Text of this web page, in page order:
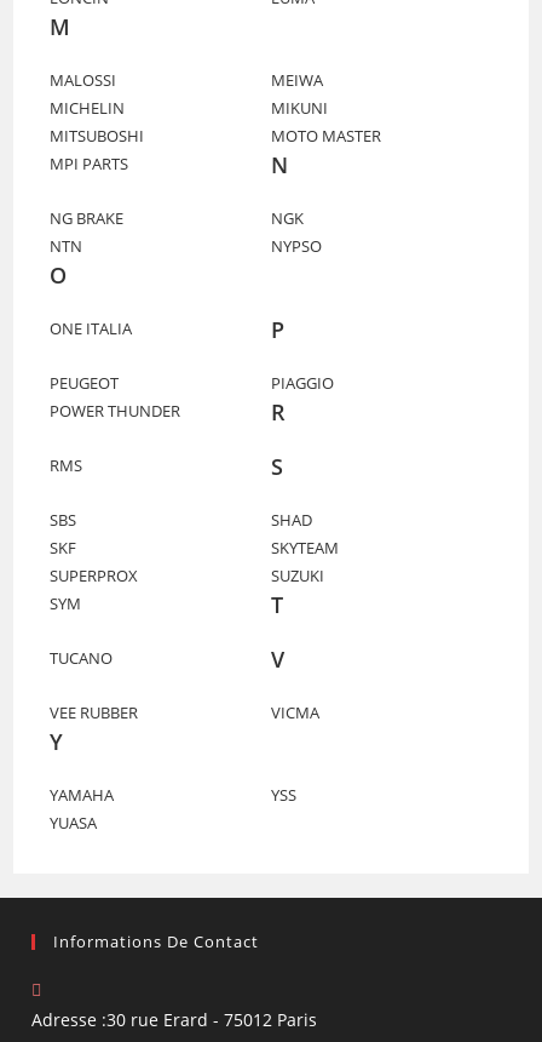
M
MALOSSI
MEIWA
MICHELIN
MIKUNI
MITSUBOSHI
MOTO MASTER
MPI PARTS
N
NG BRAKE
NGK
NTN
NYPSO
O
ONE ITALIA P
PEUGEOT
PIAGGIO
POWER THUNDER
R
RMS S
SBS
SHAD
SKF
SKYTEAM
SUPERPROX
SUZUKI
SYM
T
TUCANO V
VEE RUBBER VICMA
Y
YAMAHA
YSS
YUASA
Informations De Contact
Adresse :30 rue Erard - 75012 Paris